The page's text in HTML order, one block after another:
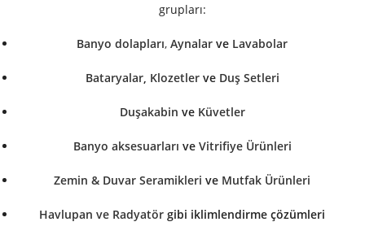
grupları:
Banyo dolapları, Aynalar ve Lavabolar
Bataryalar, Klozetlerve Duş Setleri
Duşakabin ve Küvetler
Banyo aksesuarları veVitrifiye Ürünleri
Zemin & Duvar Seramikleri ve Mutfak Ürünleri
Havlupan ve Radyatör gibi iklimlendirme çözümleri